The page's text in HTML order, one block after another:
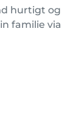
hurtigt og
familie via